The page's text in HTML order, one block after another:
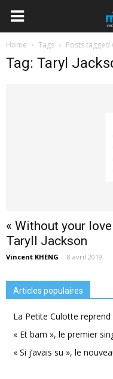
Home Tags Posts tagged
Tag: Taryl
« Without your
Taryll Jackson
Vincent KHENG - 8 avril 2019
Articles populaires
La Petite Culotte
« Et bam », le premier
« Si j’avais su », le